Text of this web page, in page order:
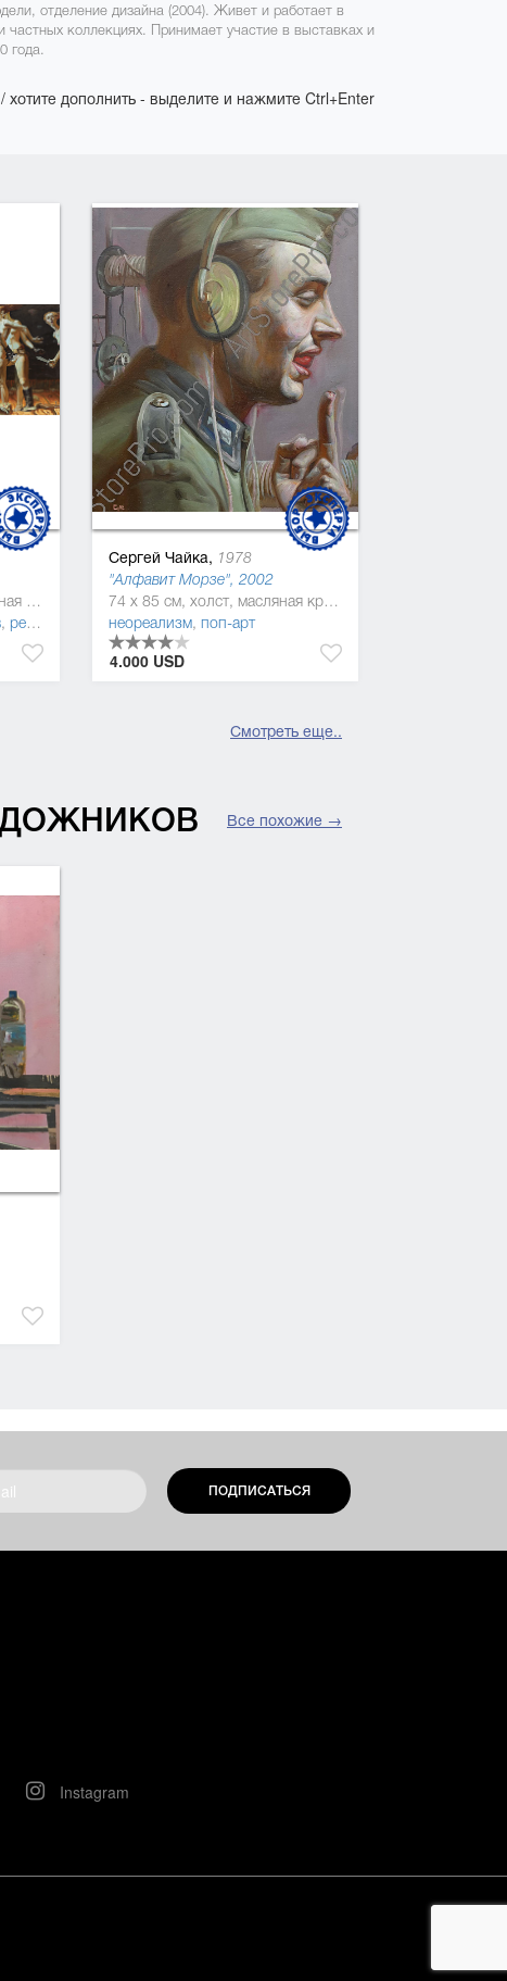
отделение дизайна (2004). Живет и работает в
коллекциях. Принимает участие в выставках и
года.
дополнить - выделите и нажмите Ctrl+Enter
101 x 240 см, холст, масляная краска
, реализм
Сергей Чайка, 1978
"Алфавит Морзе", 2002
74 x 85 см, холст, масляная краска
неореализм, поп-арт
4.000 USD
Смотреть еще..
Все похожие →
ПОДПИСАТЬСЯ
Instagram